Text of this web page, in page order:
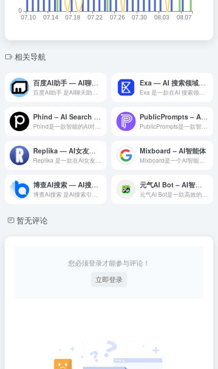
相关导航
百度AI助手 — AI聊天助手领域的专业 AI 工具 Exa — AI 搜索领域的专业 AI 工具
Phind – AI Search for Developers PublicPrompts – AI提示指令
Replika — AI女友领域的专业 AI 工具 Mixboard – AI智能体
博查AI搜索 — AI搜索引擎领域的专业 AI 工具 元气AI Bot – AI智能体
暂无评论
您必须登录才能参与评论！
立即登录